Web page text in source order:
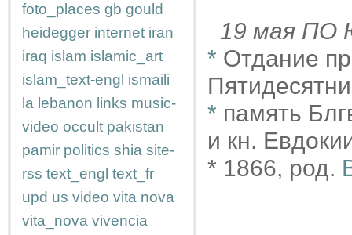
foto_places gb gould
heidegger internet iran
iraq islam islamic_art
islam_text-engl ismaili
la lebanon links music-
video occult pakistan
pamir politics shia site-
rss text_engl text_fr
upd us video vita nova
vita_nova vivencia
19 мая
* Отдание
* память
и кн.
* 1866, род.